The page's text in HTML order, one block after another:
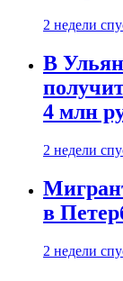
2 недели
В
4 млн
2 недели
в
2 недели